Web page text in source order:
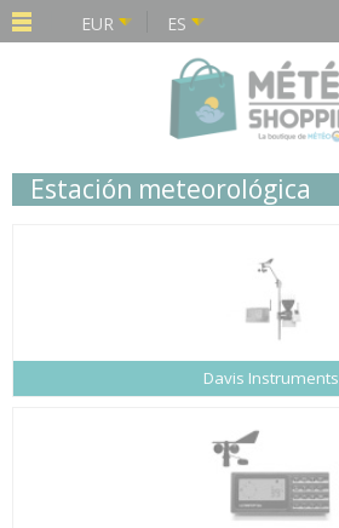
EUR ES
Estación meteorológica
Davis Instruments
Panel de gestión de cookies